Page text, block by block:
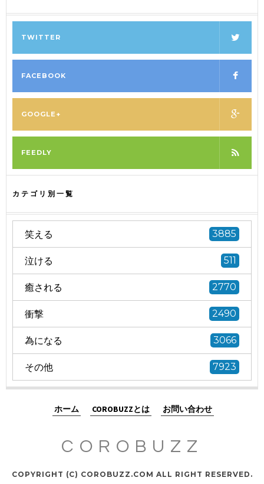
TWITTER
FACEBOOK
GOOGLE+
FEEDLY
カテゴリ別一覧
笑える 3885
泣ける 511
癒される 2770
衝撃 2490
為になる 3066
その他 7923
ホーム COROBUZZとは お問い合わせ
COROBUZZ
COPYRIGHT (C) COROBUZZ.COM ALL RIGHT RESERVED.